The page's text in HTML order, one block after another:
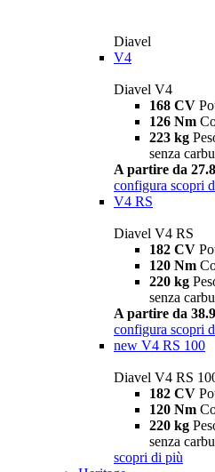
Diavel
V4
Diavel V4
168 CV
126 Nm
223 kg
senza
A partire da
configura scopri
V4 RS
Diavel V4 RS
182 CV
120 Nm
220 kg
senza
A partire da
configura scopri
new V4 RS 100
Diavel V4 RS
182 CV
120 Nm
220 kg
senza
scopri di più